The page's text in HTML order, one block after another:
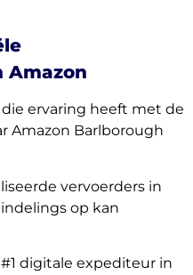
Amazon
ervaring heeft met de
Amazon Barlborough
vervoerders in
op kan
digitale expediteur in